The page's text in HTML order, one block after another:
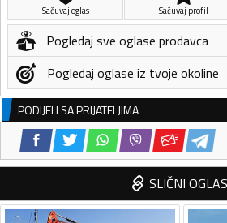
Sačuvaj oglas Sačuvaj profil
Pogledaj sve oglase prodavca
Pogledaj oglase iz tvoje okoline
PODIJELI SA PRIJATELJIMA
SLIČNI